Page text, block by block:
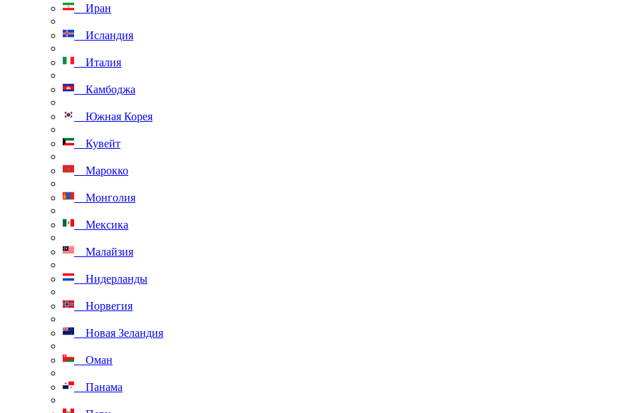
Иран
Исландия
Италия
Камбоджа
Южная Корея
Кувейт
Марокко
Монголия
Мексика
Малайзия
Нидерланды
Норвегия
Новая Зеландия
Оман
Панама